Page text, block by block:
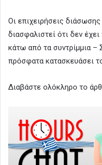
Οι επιχειρήσεις
διασφαλιστεί ότι δεν
κάτω από τα συντρίμμια
πρόσφατα κατασκευάσει
Διαβάστε ολόκληρο το